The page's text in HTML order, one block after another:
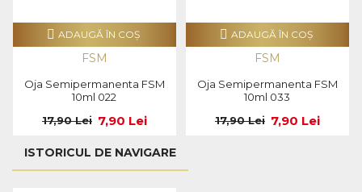
FSM
Oja Semipermanenta FSM
10ml 022
7,90 Lei
17,90 Lei
ADAUGĂ ÎN COŞ
FSM
Oja Semipermanenta FSM
10ml 033
7,90 Lei
17,90 Lei
ADAUGĂ ÎN COŞ
ISTORICUL DE NAVIGARE